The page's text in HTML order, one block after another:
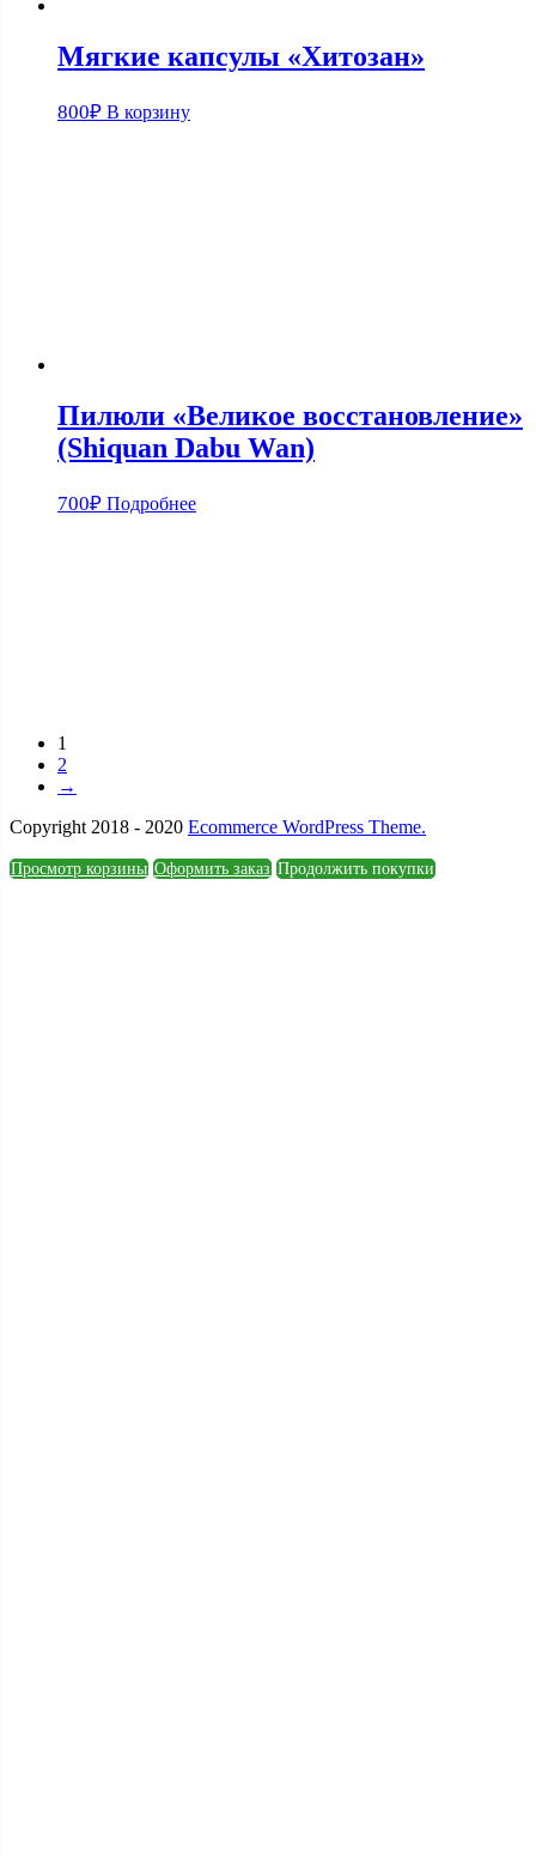
Мягкие капсулы «Хитозан»
800₽ В корзину
Пилюли «Великое восстановление»
(Shiquan Dabu Wan)
700₽ Подробнее
1
2
→
Copyright 2018 - 2020 Ecommerce WordPress Theme.
Просмотр корзины Оформить заказ Продолжить покупки